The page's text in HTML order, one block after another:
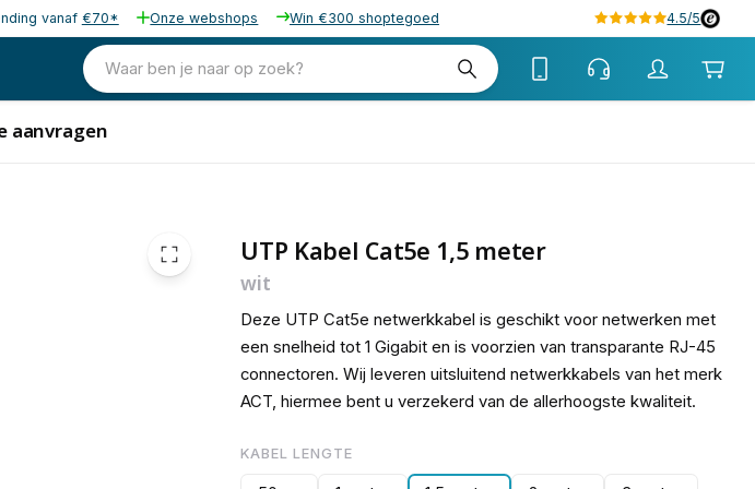
vanaf €70* Onze webshops Win €300 shoptegoed 4.5/5
Waar ben je naar op zoek?
aanvragen
UTP Kabel Cat5e 1,5 meter
wit
Deze UTP Cat5e netwerkkabel is geschikt voor netwerken met
een snelheid tot 1 Gigabit en is voorzien van transparante RJ-45
connectoren. Wij leveren uitsluitend netwerkkabels van het merk
ACT, hiermee bent u verzekerd van de allerhoogste kwaliteit.
KABEL LENGTE
€ 1,15